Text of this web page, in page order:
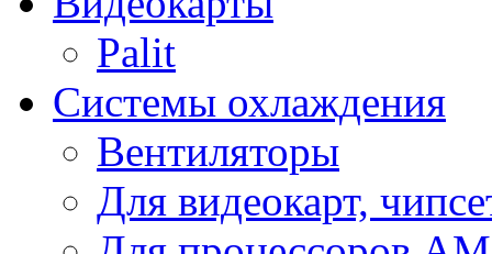
Palit
Системы охлаждения
Вентиляторы
Для видеокарт,